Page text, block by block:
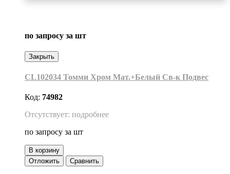
по запросу за шт
Закрыть
CL102034 Томми Хром Мат.+Белый Св-к Подвес
Код: 74982
Отсутствует: подробнее
по запросу за шт
В корзину
Отложить
Сравнить